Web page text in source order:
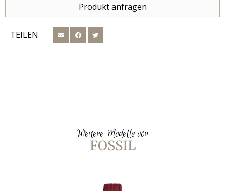
Produkt anfragen
TEILEN
Weitere Modelle von
FOSSIL